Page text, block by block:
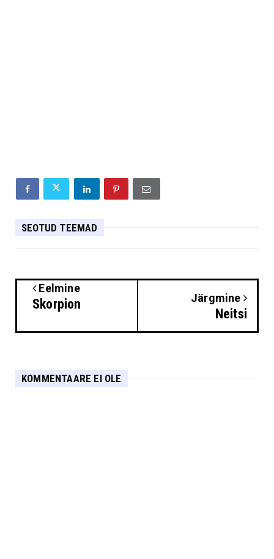
SEOTUD TEEMAD
Eelmine
Skorpion Järgmine
Neitsi
KOMMENTAARE EI OLE